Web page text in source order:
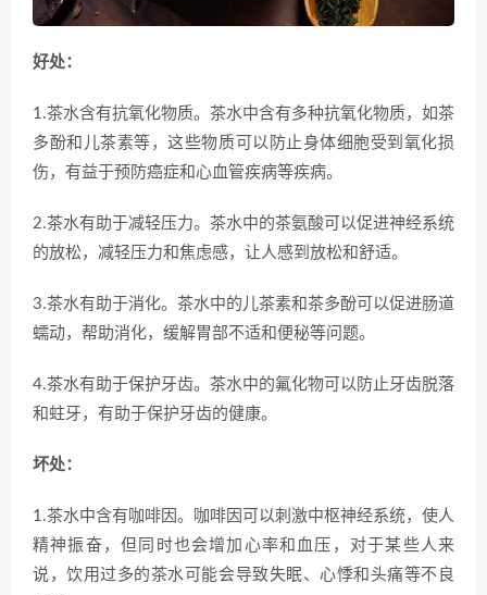
好处：
1.茶水含有抗氧化物质。茶水中含有多种抗氧化物质，如茶
多酚和儿茶素等，这些物质可以防止身体细胞受到氧化损
伤，有益于预防癌症和心血管疾病等疾病。
2.茶水有助于减轻压力。茶水中的茶氨酸可以促进神经系统
的放松，减轻压力和焦虑感，让人感到放松和舒适。
3.茶水有助于消化。茶水中的儿茶素和茶多酚可以促进肠道
蠕动，帮助消化，缓解胃部不适和便秘等问题。
4.茶水有助于保护牙齿。茶水中的氟化物可以防止牙齿脱落
和蛀牙，有助于保护牙齿的健康。
坏处：
1.茶水中含有咖啡因。咖啡因可以刺激中枢神经系统，使人
精神振奋，但同时也会增加心率和血压，对于某些人来
说，饮用过多的茶水可能会导致失眠、心悸和头痛等不良